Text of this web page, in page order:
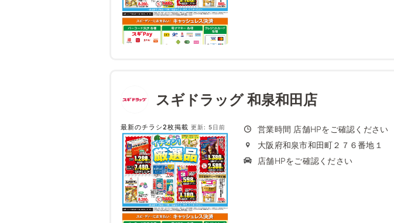
スギドラッグ 和泉和田店
最新のチラシ2枚掲載 更新: 5日前
営業時間 店舗HPをご確認ください
大阪府和泉市和田町２７６番地１
店舗HPをご確認ください